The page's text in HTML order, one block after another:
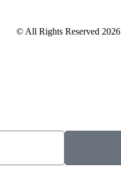
© All Rights Reserved 2026